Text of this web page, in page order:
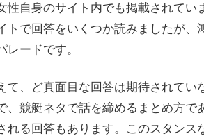
自身のサイト内でも掲載されてい
トで回答をいくつか読みましたが、
ードです。
て、ど真面目な回答は期待されてい
競艇ネタで話を締めるまとめ方で
れる回答もあります。このスタンス